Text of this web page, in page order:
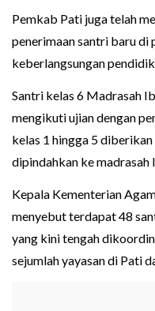
Pemkab Pati juga telah
penerimaan santri baru di
keberlangsungan
Santri kelas 6 Madrasah
mengikuti ujian dengan
kelas 1 hingga 5
dipindahkan ke madrasah
Kepala Kementerian
menyebut terdapat 48
yang kini tengah
sejumlah yayasan di Pati